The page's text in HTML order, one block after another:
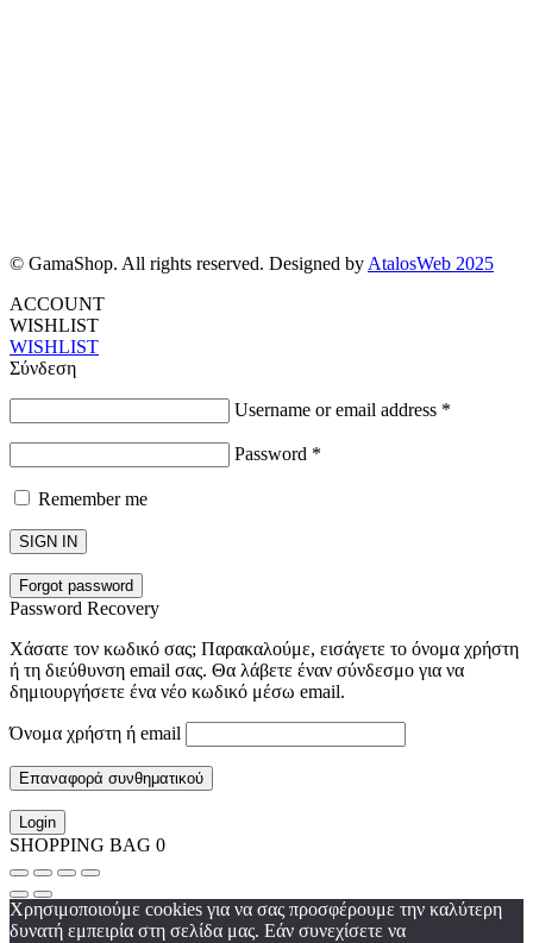
© GamaShop. All rights reserved. Designed by AtalosWeb 2025
ACCOUNT
WISHLIST
WISHLIST
Σύνδεση
Username or email address *
Password *
Remember me
SIGN IN
Forgot password
Password Recovery
Χάσατε τον κωδικό σας; Παρακαλούμε, εισάγετε το όνομα χρήστη
ή τη διεύθυνση email σας. Θα λάβετε έναν σύνδεσμο για να
δημιουργήσετε ένα νέο κωδικό μέσω email.
Όνομα χρήστη ή email
Επαναφορά συνθηματικού
Login
SHOPPING BAG 0
Χρησιμοποιούμε cookies για να σας προσφέρουμε την καλύτερη
δυνατή εμπειρία στη σελίδα μας. Εάν συνεχίσετε να